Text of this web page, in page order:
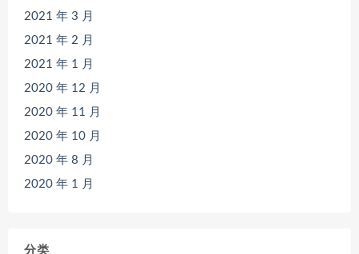
2021 年 3 月
2021 年 2 月
2021 年 1 月
2020 年 12 月
2020 年 11 月
2020 年 10 月
2020 年 8 月
2020 年 1 月
分类